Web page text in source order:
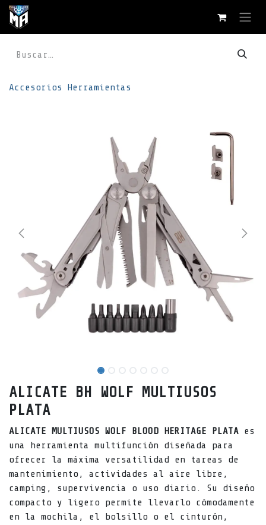
Ir al contenido
Accesorios Herramientas
ALICATE BH WOLF MULTIUSOS
PLATA
ALICATE MULTIUSOS WOLF BLOOD HERITAGE PLATA es
una herramienta multifunción diseñada para
ofrecer la máxima versatilidad en tareas de
mantenimiento, actividades al aire libre,
camping, supervivencia o uso diario. Su diseño
compacto y ligero permite llevarlo cómodamente
en la mochila, el bolsillo o el cinturón,